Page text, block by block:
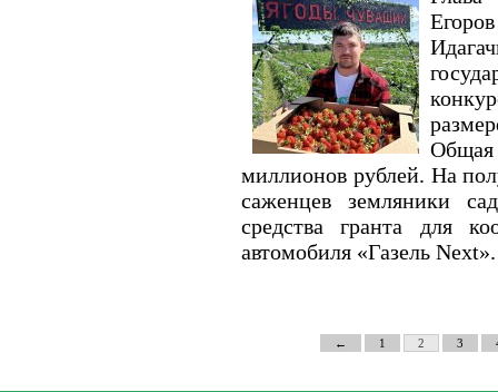
миллионов рублей. На
саженцев земляники
средства гранта для
автомобиля «Газель Next».
← 1 2 3